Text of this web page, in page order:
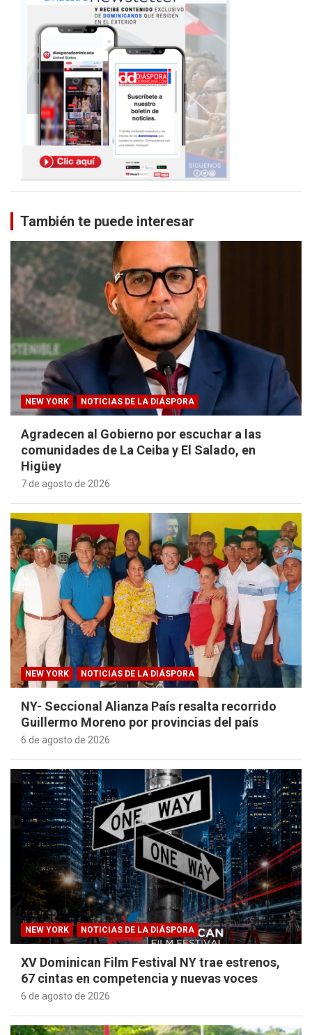
También te puede interesar
NEW YORK NOTICIAS DE LA DIÁSPORA
Agradecen al Gobierno por escuchar a las
comunidades de La Ceiba y El Salado, en
Higüey
7 de agosto de 2026
NEW YORK NOTICIAS DE LA DIÁSPORA
NY- Seccional Alianza País resalta recorrido
Guillermo Moreno por provincias del país
6 de agosto de 2026
NEW YORK NOTICIAS DE LA DIÁSPORA
XV Dominican Film Festival NY trae estrenos,
67 cintas en competencia y nuevas voces
6 de agosto de 2026